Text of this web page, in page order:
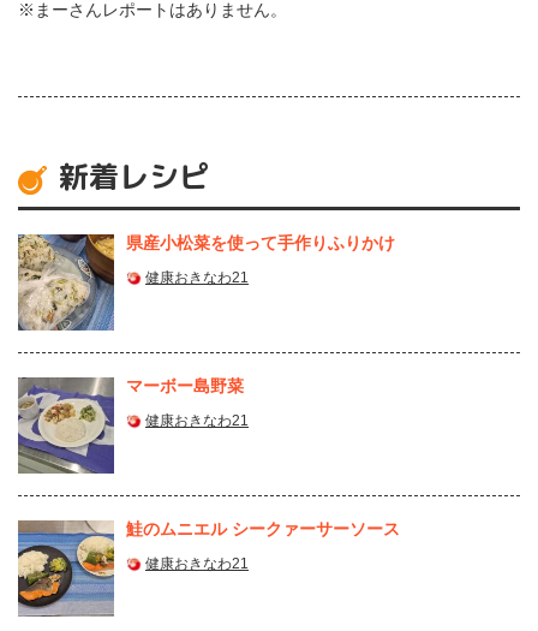
※まーさんレポートはありません。
新着レシピ
県産⼩松菜を使って⼿作りふりかけ
健康おきなわ21
マーボー島野菜
健康おきなわ21
鮭のムニエル シークァーサーソース
健康おきなわ21